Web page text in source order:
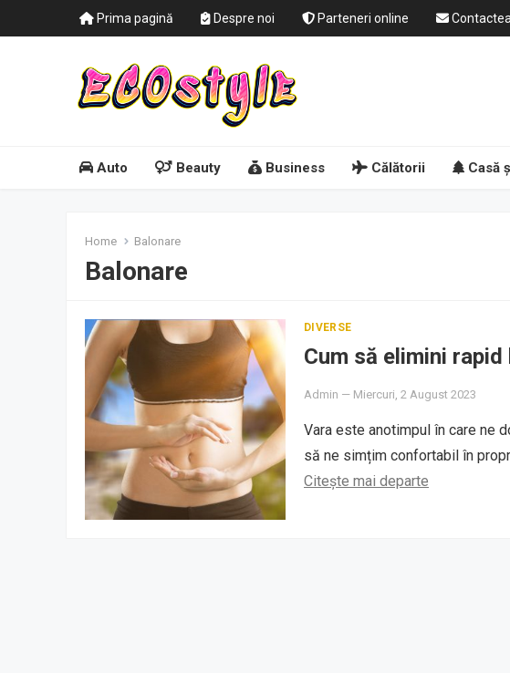
Prima pagină Despre noi Parteneri online
Auto Beauty Business Călătorii Casă
Home Balonare
Balonare
DIVERSE
Cum să elimini
Admin — Miercuri, 2 August 2023
Vara este anotimpul în care ne
să ne simțim confortabil în
Citește mai departe